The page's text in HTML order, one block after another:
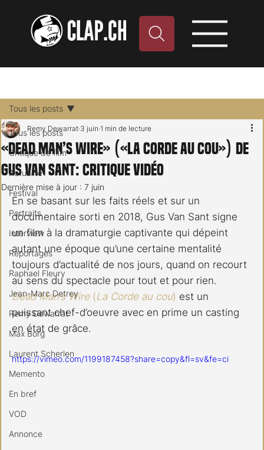
Tous les posts
Critique de film
Actualité
Festival
Portraits
Interview
Reportages
Raphael Fleury
Jean-Marc Detrey
Remy Dewarrat
Max Borg
Laurent Scherlen
Memento
En bref
VOD
Annonce
Tous les posts
«Dead Man’s Wire» («La Corde au cou») de
Gus Van Sant: critique vidéo
Remy Dewarrat 3 juin 1 min de lecture
Dernière mise à jour : 7 juin
En se basant sur les faits réels et sur un
documentaire sorti en 2018, Gus Van Sant signe
un film à la dramaturgie captivante qui dépeint
autant une époque qu’une certaine mentalité
toujours d’actualité de nos jours, quand on recourt
au sens du spectacle pour tout et pour rien.
Dead Man’s Wire (La Corde au cou) est un
puissant chef-d’oeuvre avec en prime un casting
en état de grâce.
https://vimeo.com/1199187458?share=copy&fl=sv&fe=ci